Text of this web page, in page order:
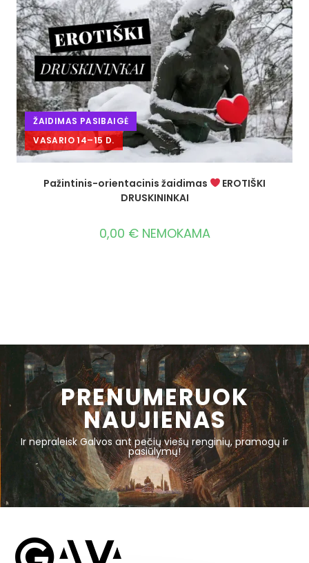
ŽAIDIMAS PASIBAIGĖ
VASARIO 14–15 D.
Pažintinis-orientacinis žaidimas
EROTIŠKI
DRUSKININKAI
0,00 € NEMOKAMA
PRENUMERUOK
NAUJIENAS
Ir nepraleisk Galvos ant pečių viešų renginių, pramogų ir
pasiūlymų!